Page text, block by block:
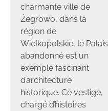
charmante ville de
Żegrowo, dans la
région de
Wielkopolskie, le Palais
abandonné est un
exemple fascinant
d’architecture
historique. Ce vestige,
chargé d’histoires